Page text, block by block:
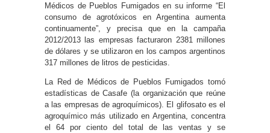
Médicos de Pueblos Fumigados en su informe “El
consumo de agrotóxicos en Argentina aumenta
continuamente”, y precisa que en la campaña
2012/2013 las empresas facturaron 2381 millones
de dólares y se utilizaron en los campos argentinos
317 millones de litros de pesticidas.
La Red de Médicos de Pueblos Fumigados tomó
estadísticas de Casafe (la organización que reúne
a las empresas de agroquímicos). El glifosato es el
agroquímico más utilizado en Argentina, concentra
el 64 por ciento del total de las ventas y se